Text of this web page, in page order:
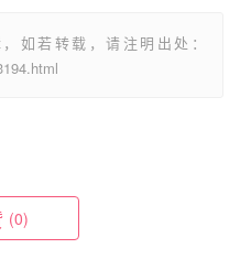
如若转载，请注明出处：
(0)